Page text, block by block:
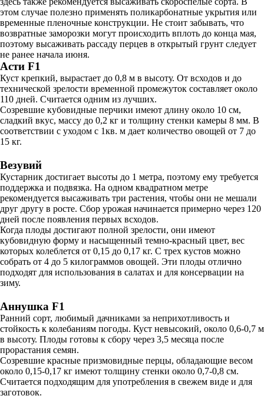
этом случае полезно применять поликарбонатные укрытия или
временные пленочные конструкции. Не стоит забывать, что
возвратные заморозки могут происходить вплоть до конца мая,
поэтому высаживать рассаду перцев в открытый грунт следует
не ранее начала июня.
Асти F1
Куст крепкий, вырастает до 0,8 м в высоту. От всходов и до
технической зрелости временной промежуток составляет около
110 дней. Считается одним из лучших.
Созревшие кубовидные перчики имеют длину около 10 см,
сладкий вкус, массу до 0,2 кг и толщину стенки камеры 8 мм. В
соответствии с уходом с 1кв. м дает количество овощей от 7 до
15 кг.
Везувий
Кустарник достигает высоты до 1 метра, поэтому ему требуется
поддержка и подвязка. На одном квадратном метре
рекомендуется высаживать три растения, чтобы они не мешали
друг другу в росте. Сбор урожая начинается примерно через 120
дней после появления первых всходов.
Когда плоды достигают полной зрелости, они имеют
кубовидную форму и насыщенный темно-красный цвет, вес
которых колеблется от 0,15 до 0,17 кг. С трех кустов можно
собрать от 4 до 5 килограммов овощей. Эти плоды отлично
подходят для использования в салатах и для консервации на
зиму.
Аннушка F1
Ранний сорт, любимый дачниками за неприхотливость и
стойкость к колебаниям погоды. Куст невысокий, около 0,6-0,7 м
в высоту. Плоды готовы к сбору через 3,5 месяца после
прорастания семян.
Созревшие красные призмовидные перцы, обладающие весом
около 0,15-0,17 кг имеют толщину стенки около 0,7-0,8 см.
Считается подходящим для употребления в свежем виде и для
заготовок.